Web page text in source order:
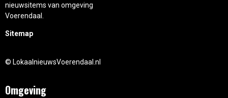
nieuwsitems van omgeving
Voerendaal.
Sitemap
© LokaalnieuwsVoerendaal.nl
Omgeving